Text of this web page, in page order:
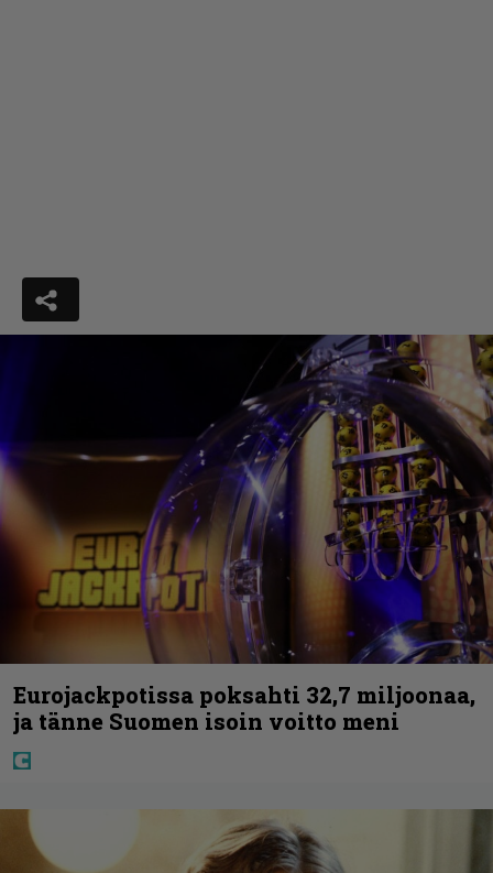
Eurojackpotissa poksahti 32,7 miljoonaa,
ja tänne Suomen isoin voitto meni